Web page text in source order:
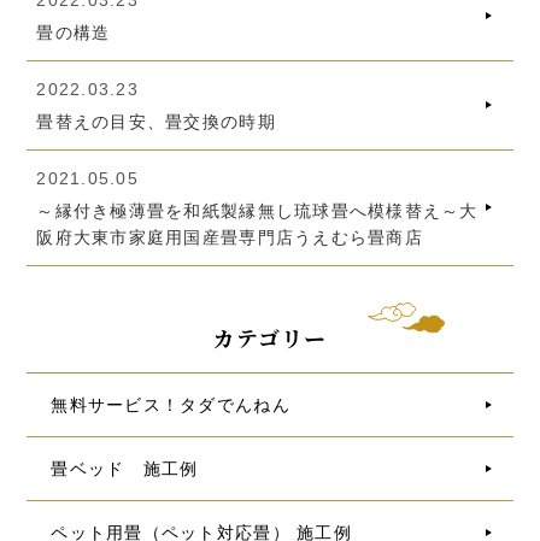
畳の構造
2022.03.23
畳替えの目安、畳交換の時期
2021.05.05
～縁付き極薄畳を和紙製縁無し琉球畳へ模様替え～大
阪府大東市家庭用国産畳専門店うえむら畳商店
カテゴリー
無料サービス！タダでんねん
畳ベッド 施工例
ペット用畳（ペット対応畳） 施工例